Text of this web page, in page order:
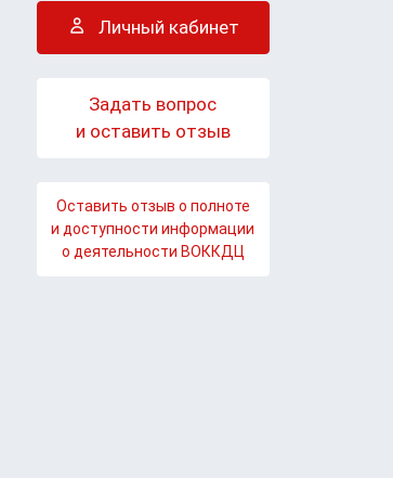
Личный кабинет
Задать вопрос
и оставить отзыв
Оставить отзыв о полноте
и доступности информации
о деятельности ВОККДЦ